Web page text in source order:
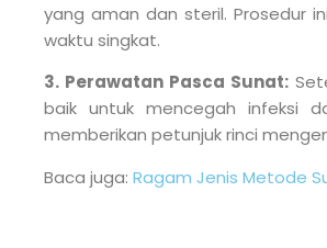
yang aman dan steril. Prosedur
waktu singkat.
3. Perawatan Pasca Sunat:
baik untuk mencegah infeksi
memberikan petunjuk rinci
Baca juga: Ragam Jenis Metode